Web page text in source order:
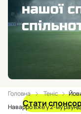
Стати
Головна Теніс
Наварро вже у 2-му